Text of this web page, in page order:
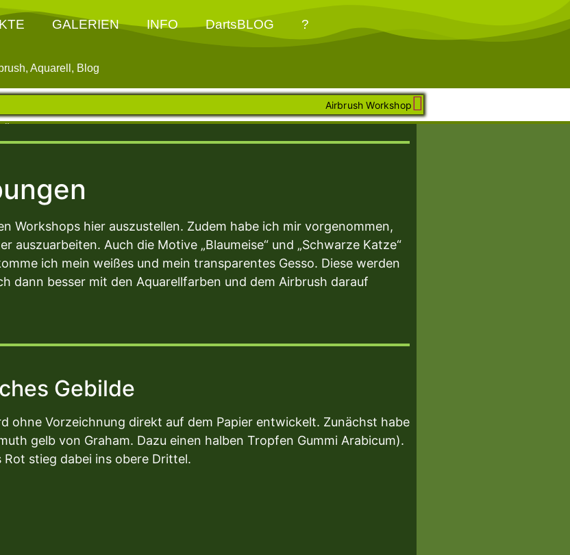
GALERIEN INFO DartsBLOG ?
, Aquarell , Blog
Airbrush Workshop
Workshops hier auszustellen. Zudem habe ich mir vorgenommen,
Auch die Motive „Blaumeise“ und „Schwarze Katze“
ich mein weißes und mein transparentes Gesso. Diese werden
dann besser mit den Aquarellfarben und dem Airbrush darauf
Gebilde
ohne Vorzeichnung direkt auf dem Papier entwickelt. Zunächst habe
gelb von Graham. Dazu einen halben Tropfen Gummi Arabicum).
stieg dabei ins obere Drittel.